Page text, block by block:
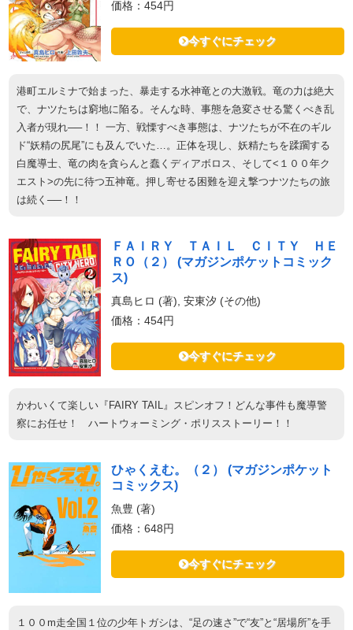
価格：454円
今すぐにチェック
港町エルミナで始まった、暴走する水神竜との大激戦。竜の力は絶大
で、ナツたちは窮地に陥る。そんな時、事態を急変させる驚くべき乱
入者が現れ──！！ 一方、戦慄すべき事態は、ナツたちが不在のギル
ド“妖精の尻尾”にも及んでいた…。正体を現し、妖精たちを蹂躙する
白魔導士、竜の肉を貪らんと蠢くディアボロス、そして<１００年ク
エスト>の先に待つ五神竜。押し寄せる困難を迎え撃つナツたちの旅
は続く──！！
ＦＡＩＲＹ ＴＡＩＬ ＣＩＴＹ ＨＥ
ＲＯ（２） (マガジンポケットコミック
ス)
真島ヒロ (著), 安東汐 (その他)
価格：454円
今すぐにチェック
かわいくて楽しい『FAIRY TAIL』スピンオフ！どんな事件も魔導警
察にお任せ！ ハートウォーミング・ポリスストーリー！！
ひゃくえむ。（２） (マガジンポケット
コミックス)
魚豊 (著)
価格：648円
今すぐにチェック
１００m走全国１位の少年トガシは、“足の速さ”で“友”と“居場所”を手